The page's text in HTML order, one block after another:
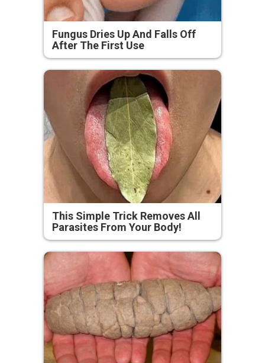
Fungus Dries Up And Falls Off
After The First Use
This Simple Trick Removes All
Parasites From Your Body!